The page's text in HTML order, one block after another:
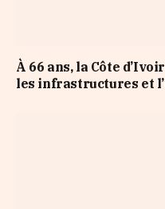
À 66 ans, la Côte
les infrastructures et